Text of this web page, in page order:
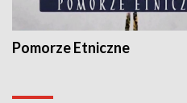
Pomorze Etniczne